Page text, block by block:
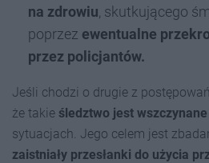
na zdrowiu , skutkującego
poprzez ewentualne
przez policjantów.
Jeśli chodzi o drugie z
że takie śledztwo jest
sytuacjach. Jego celem jest
zaistniały przesłanki do użycia